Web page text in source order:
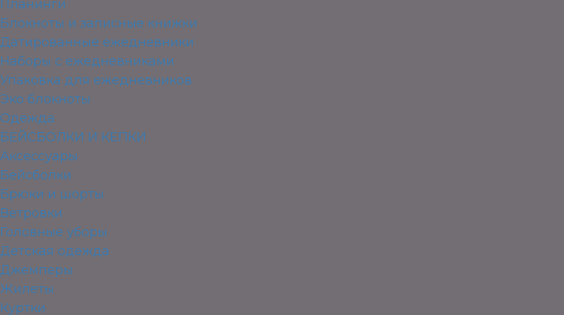
Планинги
Блокноты и записные книжки
Датированные ежедневники
Наборы с ежедневниками
Упаковка для ежедневников
Эко блокноты
Одежда
БЕЙСБОЛКИ И КЕПКИ
Аксессуары
Бейсболки
Брюки и шорты
Ветровки
Головные уборы
Детская одежда
Джемперы
Жилеты
Куртки